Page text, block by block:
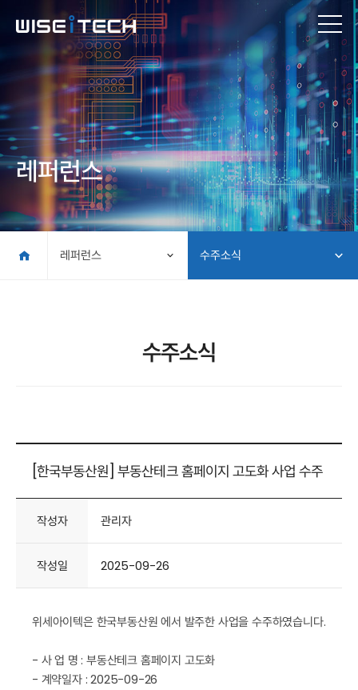
레퍼런스
레퍼런스 수주소식
수주소식
[한국부동산원] 부동산테크 홈페이지 고도화 사업 수주
작성자 관리자
작성일 2025-09-26
위세아이텍은 한국부동산원 에서 발주한 사업을 수주하였습니다.
- 사 업 명 : 부동산테크 홈페이지 고도화
- 계약일자 : 2025-09-26